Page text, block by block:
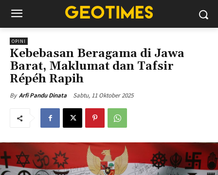
OPINI
Kebebasan Beragama di Jawa
Barat, Maklumat dan Tafsir
Répéh Rapih
By Arfi Pandu Dinata Sabtu, 11 Oktober 2025